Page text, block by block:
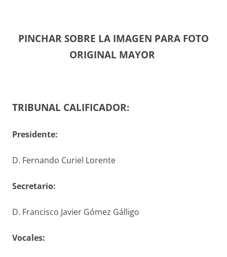
PINCHAR SOBRE LA IMAGEN PARA FOTO
ORIGINAL MAYOR
TRIBUNAL CALIFICADOR:
Presidente:
D. Fernando Curiel Lorente
Secretario:
D. Francisco Javier Gómez Gálligo
Vocales: